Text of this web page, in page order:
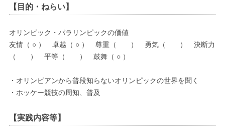
【目的・ねらい】
オリンピック・パラリンピックの価値
友情（ ○ ） 卓越（ ○ ） 尊重（ ） 勇気（ ） 決断力
（ ） 平等（ ） 鼓舞（ ○ ）
・オリンピアンから普段知らないオリンピックの世界を聞く
・ホッケー競技の周知、普及
【実践内容等】